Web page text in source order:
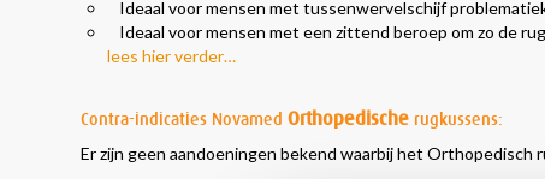
Ideaal voor mensen met tussenwervelschijf
Ideaal voor mensen met een zittend beroep om zo de
lees hier verder…
Contra-indicaties Novamed Orthopedische rugkussens:
Er zijn geen aandoeningen bekend waarbij het Orthopedisch